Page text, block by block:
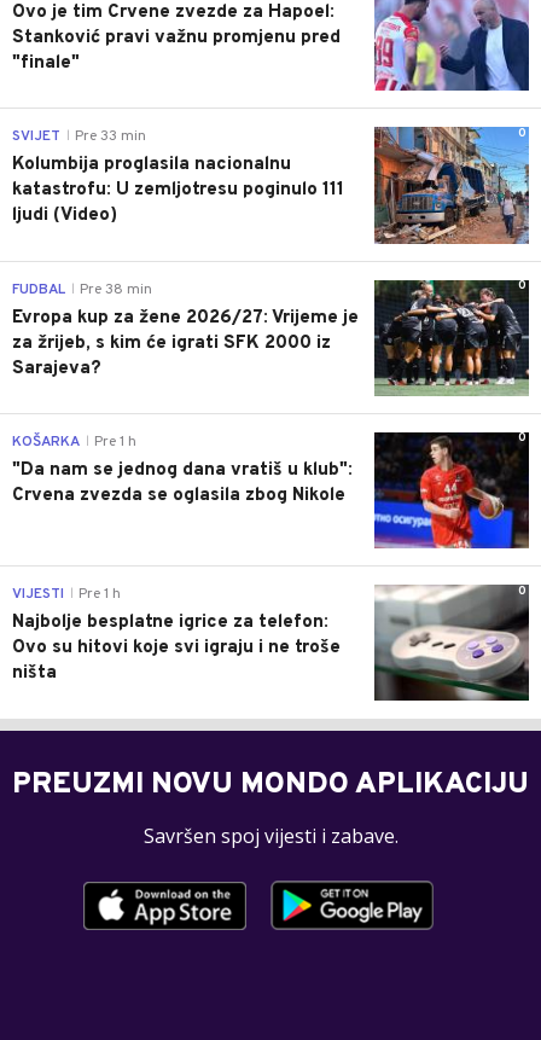
Ovo je tim Crvene zvezde za Hapoel:
Stanković pravi važnu promjenu pred
"finale"
0
SVIJET Pre 33 min
Kolumbija proglasila nacionalnu
katastrofu: U zemljotresu poginulo 111
ljudi (Video)
0
FUDBAL Pre 38 min
Evropa kup za žene 2026/27: Vrijeme je
za žrijeb, s kim će igrati SFK 2000 iz
Sarajeva?
0
KOŠARKA Pre 1 h
"Da nam se jednog dana vratiš u klub":
Crvena zvezda se oglasila zbog Nikole
0
VIJESTI Pre 1 h
Najbolje besplatne igrice za telefon:
Ovo su hitovi koje svi igraju i ne troše
ništa
PREUZMI NOVU MONDO APLIKACIJU
Savršen spoj vijesti i zabave.